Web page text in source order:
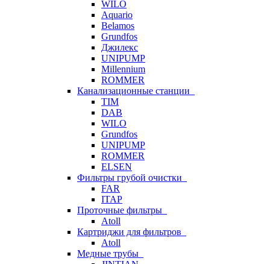
WILO
Aquario
Belamos
Grundfos
Джилекс
UNIPUMP
Millennium
ROMMER
Канализационные станции
TIM
DAB
WILO
Grundfos
UNIPUMP
ROMMER
ELSEN
Фильтры грубой очистки
FAR
ITAP
Проточные фильтры
Atoll
Картриджи для фильтров
Atoll
Медные трубы